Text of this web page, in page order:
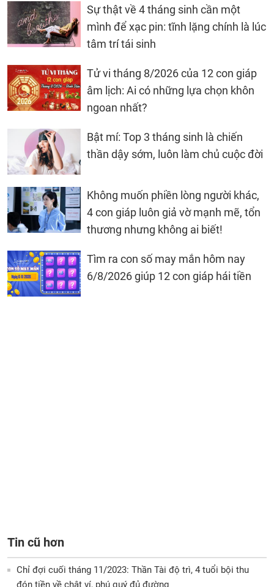
Sự thật về 4 tháng sinh cần một
mình để xạc pin: tĩnh lặng chính là lúc
tâm trí tái sinh
Tử vi tháng 8/2026 của 12 con giáp
âm lịch: Ai có những lựa chọn khôn
ngoan nhất?
Bật mí: Top 3 tháng sinh là chiến
thần dậy sớm, luôn làm chủ cuộc đời
Không muốn phiền lòng người khác,
4 con giáp luôn giả vờ mạnh mẽ, tổn
thương nhưng không ai biết!
Tìm ra con số may mắn hôm nay
6/8/2026 giúp 12 con giáp hái tiền
Tin cũ hơn
Chỉ đợi cuối tháng 11/2023: Thần Tài độ trì, 4 tuổi bội thu